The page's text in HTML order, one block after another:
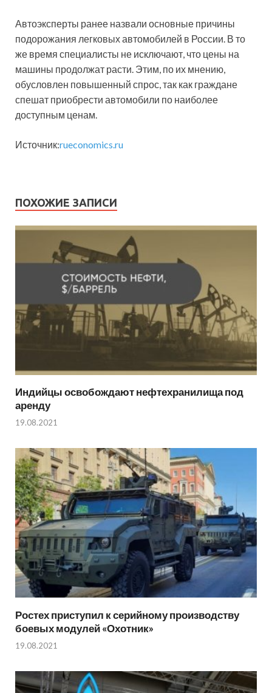
Автоэксперты ранее назвали основные причины
подорожания легковых автомобилей в России. В то
же время специалисты не исключают, что цены на
машины продолжат расти. Этим, по их мнению,
обусловлен повышенный спрос, так как граждане
спешат приобрести автомобили по наиболее
доступным ценам.
Источник:rueconomics.ru
ПОХОЖИЕ ЗАПИСИ
Индийцы освобождают нефтехранилища под
аренду
19.08.2021
Ростех приступил к серийному производству
боевых модулей «Охотник»
19.08.2021